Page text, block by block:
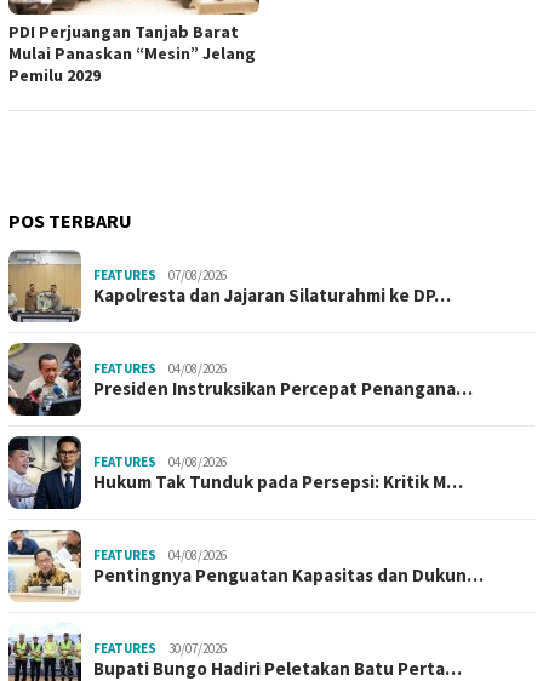
PDI Perjuangan Tanjab Barat
Mulai Panaskan “Mesin” Jelang
Pemilu 2029
POS TERBARU
FEATURES 07/08/2026
Kapolresta dan Jajaran Silaturahmi ke DP…
FEATURES 04/08/2026
Presiden Instruksikan Percepat Penangana…
FEATURES 04/08/2026
Hukum Tak Tunduk pada Persepsi: Kritik M…
FEATURES 04/08/2026
Pentingnya Penguatan Kapasitas dan Dukun…
FEATURES 30/07/2026
Bupati Bungo Hadiri Peletakan Batu Perta…